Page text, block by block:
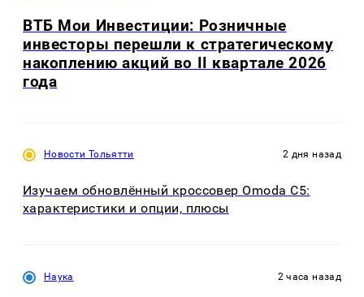
ВТБ Мои Инвестиции: Розничные
инвесторы перешли к стратегическому
накоплению акций во II квартале 2026
года
Новости Тольятти 2 дня назад
Изучаем обновлённый кроссовер Omoda C5:
характеристики и опции, плюсы
Наука 2 часа назад